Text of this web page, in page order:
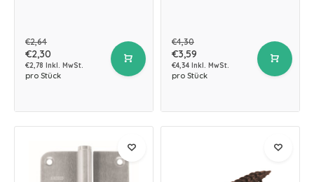
€2,64
€2,30
€2,78 Inkl. MwSt.
pro Stück
€4,30
€3,59
€4,34 Inkl. MwSt.
pro Stück